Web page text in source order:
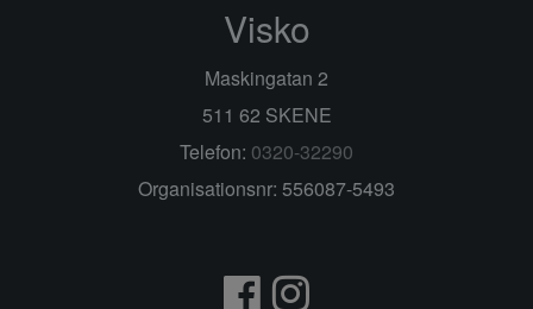
Visko
Maskingatan 2
511 62 SKENE
Telefon: 0320-32290
Organisationsnr: 556087-5493